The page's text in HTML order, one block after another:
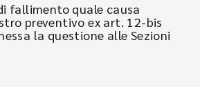
fallimento quale causa
preventivo ex art. 12-bis
la questione alle Sezioni